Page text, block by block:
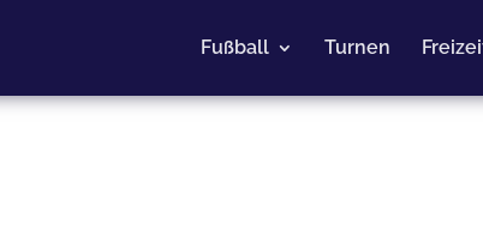
Fußball Turnen